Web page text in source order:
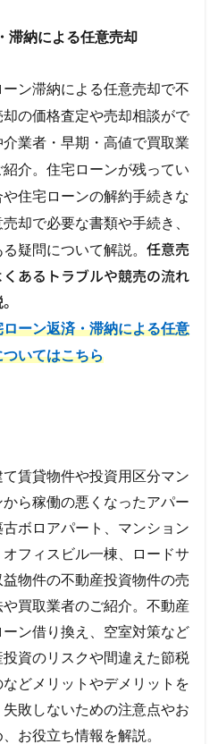
滞納による任意売却
ーン滞納による任意売却で不
却の価格査定や売却相談がで
介業者・早期・高値で買取業
紹介。住宅ローンが残ってい
や住宅ローンの解約手続きな
売却で必要な書類や手続き、
る疑問について解説。任意売
くあるトラブルや競売の流れ
ローン返済・滞納による任意
ついてはこちら
て賃貸物件や投資用区分マン
から稼働の悪くなったアパー
古ボロアパート、マンション
オフィスビル一棟、ロードサ
益物件の不動産投資物件の売
や買取業者のご紹介。不動産
ーン借り換え、空室対策など
投資のリスクや間違えた節税
などメリットやデメリットを
失敗しないための注意点やお
お役立ち情報を解説。